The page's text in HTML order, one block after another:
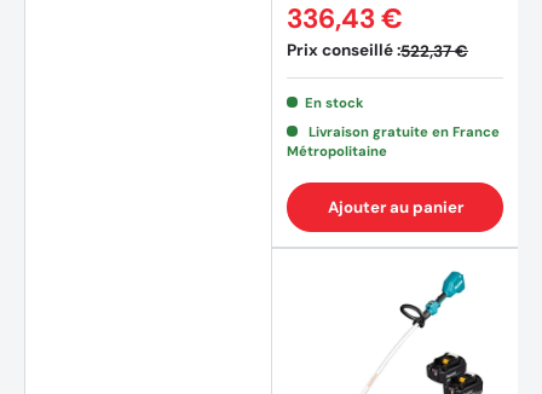
Prix conseillé :522,37 €
336,43 €
En stock
Livraison gratuite en France
Métropolitaine
Ajouter au panier